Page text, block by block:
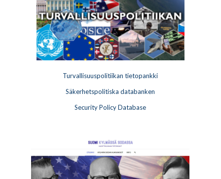
Turvallisuuspolitiikan tietopankki
Säkerhetspolitiska databanken
Security Policy Database